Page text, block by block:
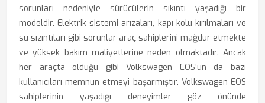
sorunları nedeniyle sürücülerin sıkıntı yaşadığı bir
modeldir. Elektrik sistemi arızaları, kapı kolu kırılmaları ve
su sızıntıları gibi sorunlar araç sahiplerini mağdur etmekte
ve yüksek bakım maliyetlerine neden olmaktadır. Ancak
her araçta olduğu gibi Volkswagen EOS’un da bazı
kullanıcıları memnun etmeyi başarmıştır. Volkswagen EOS
sahiplerinin yaşadığı deneyimler göz önünde